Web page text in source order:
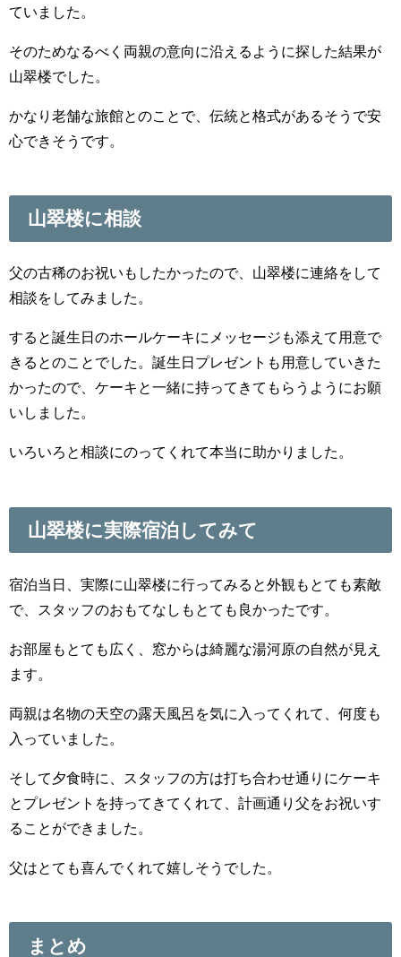
ていました。
そのためなるべく両親の意向に沿えるように探した結果が
山翠楼でした。
かなり老舗な旅館とのことで、伝統と格式があるそうで安
心できそうです。
山翠楼に相談
父の古稀のお祝いもしたかったので、山翠楼に連絡をして
相談をしてみました。
すると誕生日のホールケーキにメッセージも添えて用意で
きるとのことでした。誕生日プレゼントも用意していきた
かったので、ケーキと一緒に持ってきてもらうようにお願
いしました。
いろいろと相談にのってくれて本当に助かりました。
山翠楼に実際宿泊してみて
宿泊当日、実際に山翠楼に行ってみると外観もとても素敵
で、スタッフのおもてなしもとても良かったです。
お部屋もとても広く、窓からは綺麗な湯河原の自然が見え
ます。
両親は名物の天空の露天風呂を気に入ってくれて、何度も
入っていました。
そして夕食時に、スタッフの方は打ち合わせ通りにケーキ
とプレゼントを持ってきてくれて、計画通り父をお祝いす
ることができました。
父はとても喜んでくれて嬉しそうでした。
まとめ